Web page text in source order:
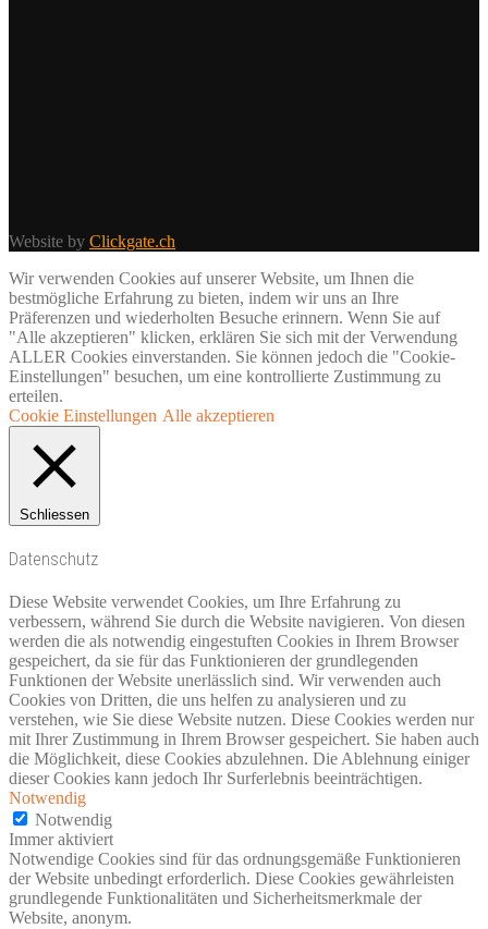
Website by Clickgate.ch
Wir verwenden Cookies auf unserer Website, um Ihnen die
bestmögliche Erfahrung zu bieten, indem wir uns an Ihre
Präferenzen und wiederholten Besuche erinnern. Wenn Sie auf
"Alle akzeptieren" klicken, erklären Sie sich mit der Verwendung
ALLER Cookies einverstanden. Sie können jedoch die "Cookie-
Einstellungen" besuchen, um eine kontrollierte Zustimmung zu
erteilen.
Cookie Einstellungen Alle akzeptieren
Schliessen
Datenschutz
Diese Website verwendet Cookies, um Ihre Erfahrung zu
verbessern, während Sie durch die Website navigieren. Von diesen
werden die als notwendig eingestuften Cookies in Ihrem Browser
gespeichert, da sie für das Funktionieren der grundlegenden
Funktionen der Website unerlässlich sind. Wir verwenden auch
Cookies von Dritten, die uns helfen zu analysieren und zu
verstehen, wie Sie diese Website nutzen. Diese Cookies werden nur
mit Ihrer Zustimmung in Ihrem Browser gespeichert. Sie haben auch
die Möglichkeit, diese Cookies abzulehnen. Die Ablehnung einiger
dieser Cookies kann jedoch Ihr Surferlebnis beeinträchtigen.
Notwendig
Notwendig
Immer aktiviert
Notwendige Cookies sind für das ordnungsgemäße Funktionieren
der Website unbedingt erforderlich. Diese Cookies gewährleisten
grundlegende Funktionalitäten und Sicherheitsmerkmale der
Website, anonym.